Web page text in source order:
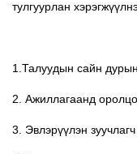
тулгуурлан
1.Талуудын сайн
2. Ажиллагаанд
3. Эвлэрүүлэн